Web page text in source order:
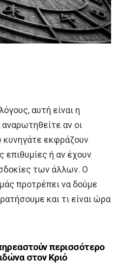
αυτή είναι η
αν οι
κυνηγάτε εκφράζουν
επιθυμίες ή αν έχουν
των άλλων. Ο
προτρέπει να δούμε
και τι είναι ώρα
περισσότερο
στον Κριό